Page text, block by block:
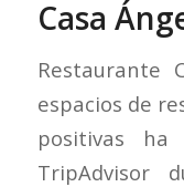
Casa
Restaurante
espacios de
positivas
TripAdvisor